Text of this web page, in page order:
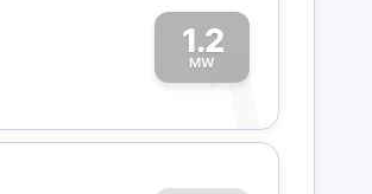
1.2
MW
1